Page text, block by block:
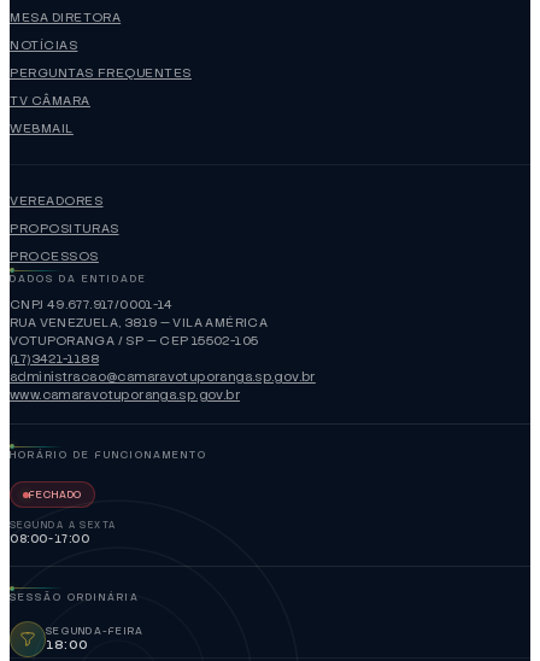
MESA DIRETORA
NOTÍCIAS
PERGUNTAS FREQUENTES
TV CÂMARA
WEBMAIL
VEREADORES
PROPOSITURAS
PROCESSOS
DADOS DA ENTIDADE
CNPJ 49.677.917/0001-14
RUA VENEZUELA, 3819 — VILA AMÉRICA
VOTUPORANGA / SP — CEP 15502-105
(17)3421-1188
administracao@camaravotuporanga.sp.gov.br
www.camaravotuporanga.sp.gov.br
HORÁRIO DE FUNCIONAMENTO
FECHADO
SEGUNDA A SEXTA
08:00-17:00
SESSÃO ORDINÁRIA
SEGUNDA-FEIRA
18:00